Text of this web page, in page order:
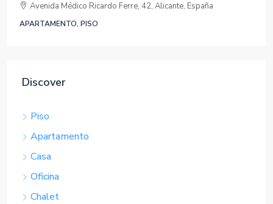
Avenida Médico Ricardo Ferre, 42, Alicante, España
APARTAMENTO, PISO
Discover
Piso
Apartamento
Casa
Oficina
Chalet